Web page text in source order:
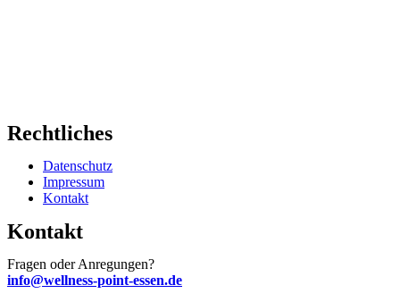
Rechtliches
Datenschutz
Impressum
Kontakt
Kontakt
Fragen oder Anregungen?
info@wellness-point-essen.de